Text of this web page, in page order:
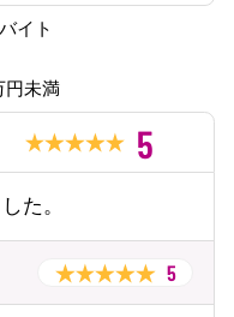
イト
円未満
5
た。
5